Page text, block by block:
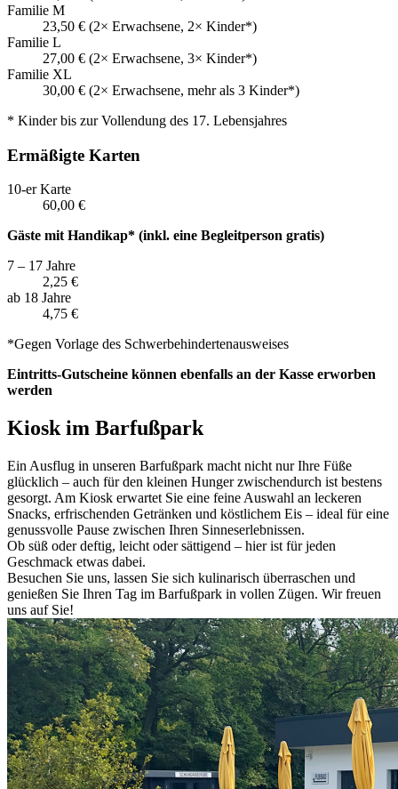
Familie M
23,50 € (2× Erwachsene, 2× Kinder*)
Familie L
27,00 € (2× Erwachsene, 3× Kinder*)
Familie XL
30,00 € (2× Erwachsene, mehr als 3 Kinder*)
* Kinder bis zur Vollendung des 17. Lebensjahres
Ermäßigte Karten
10-er Karte
60,00 €
Gäste mit Handikap* (inkl. eine Begleitperson gratis)
7 – 17 Jahre
2,25 €
ab 18 Jahre
4,75 €
*Gegen Vorlage des Schwerbehindertenausweises
Eintritts-Gutscheine können ebenfalls an der Kasse erworben
werden
Kiosk im Barfußpark
Ein Ausflug in unseren Barfußpark macht nicht nur Ihre Füße
glücklich – auch für den kleinen Hunger zwischendurch ist bestens
gesorgt. Am Kiosk erwartet Sie eine feine Auswahl an leckeren
Snacks, erfrischenden Getränken und köstlichem Eis – ideal für eine
genussvolle Pause zwischen Ihren Sinneserlebnissen.
Ob süß oder deftig, leicht oder sättigend – hier ist für jeden
Geschmack etwas dabei.
Besuchen Sie uns, lassen Sie sich kulinarisch überraschen und
genießen Sie Ihren Tag im Barfußpark in vollen Zügen. Wir freuen
uns auf Sie!